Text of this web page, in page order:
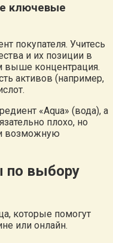
ключевые
покупателя. Учитесь
и их позиции в
выше концентрация.
активов (например,
«Aqua» (вода), а
плохо, но
возможную
по выбору
которые помогут
или онлайн.